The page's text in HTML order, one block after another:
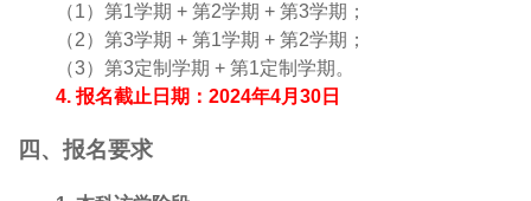
（1）第1学期 + 第2学期 + 第3学期；
（2）第3学期 + 第1学期 + 第2学期；
（3）第3定制学期 + 第1定制学期。
4. 报名截止日期： 2024年4月 30 日
四、报名要求